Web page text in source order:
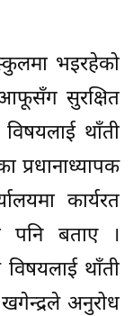
भइरहेको
आफूसँग सुरक्षित
थाँती
कार्यरत
पनि बताए ।
थाँती
अनुरोध